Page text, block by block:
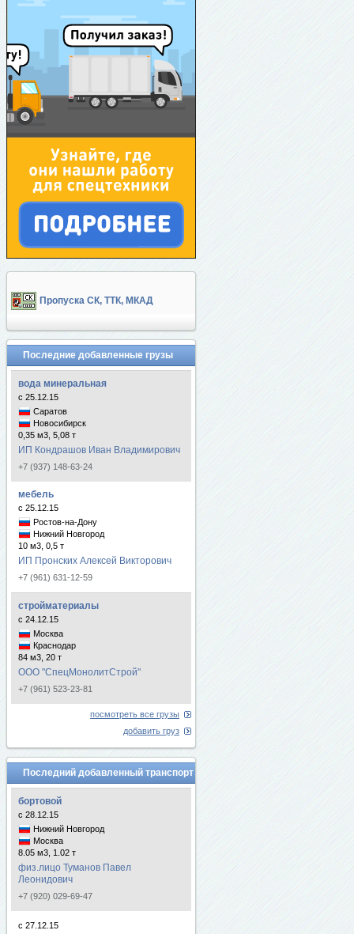
Пропуска СК, ТТК, МКАД
Последние добавленные грузы
вода минеральная
с 25.12.15
Саратов
Новосибирск
0,35 м3, 5,08 т
ИП Кондрашов Иван Владимирович
+7 (937) 148-63-24
мебель
с 25.12.15
Ростов-на-Дону
Нижний Новгород
10 м3, 0,5 т
ИП Пронских Алексей Викторович
+7 (961) 631-12-59
стройматериалы
с 24.12.15
Москва
Краснодар
84 м3, 20 т
ООО "СпецМонолитСтрой"
+7 (961) 523-23-81
посмотреть все грузы
добавить груз
Последний добавленный транспорт
бортовой
с 28.12.15
Нижний Новгород
Москва
8.05 м3, 1.02 т
физ.лицо Туманов Павел
Леонидович
+7 (920) 029-69-47
с 27.12.15